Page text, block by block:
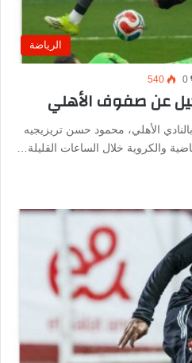
الرياضة
0
540
عن صفوف الأهلي
الأهلي، محمود حسن تريزيجيه
والكروية خلال الساعات القليلة…